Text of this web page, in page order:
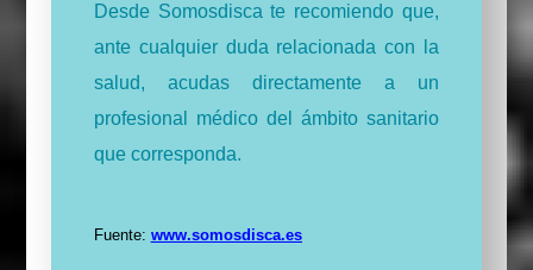
Desde Somosdisca te recomiendo que,
ante cualquier duda relacionada con la
salud, acudas directamente a un
profesional médico del ámbito sanitario
que corresponda.
Fuente: www.somosdisca.es